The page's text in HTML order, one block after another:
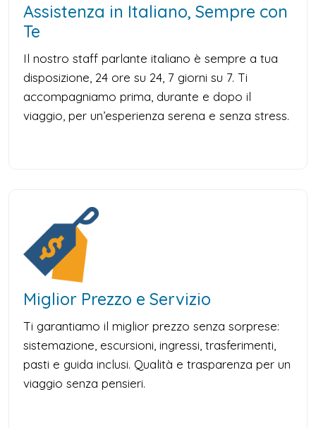
Assistenza in Italiano, Sempre con
Te
Il nostro staff parlante italiano è sempre a tua
disposizione, 24 ore su 24, 7 giorni su 7. Ti
accompagniamo prima, durante e dopo il
viaggio, per un’esperienza serena e senza stress.
Miglior Prezzo e Servizio
Ti garantiamo il miglior prezzo senza sorprese:
sistemazione, escursioni, ingressi, trasferimenti,
pasti e guida inclusi. Qualità e trasparenza per un
viaggio senza pensieri.